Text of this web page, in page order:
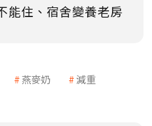
能住、宿舍變養老房
燕麥奶
減重